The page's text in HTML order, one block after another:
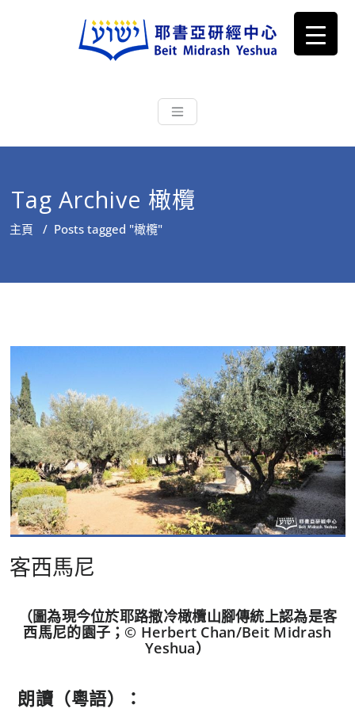
耶書亞研經中心
根源明白聖經，成為更好的門徒
Tag Archive 橄欖
主頁 / Posts tagged "橄欖"
客西馬尼
（圖為現今位於耶路撒冷橄欖山腳傳統上認為是客
西馬尼的園子；© Herbert Chan/Beit Midrash
Yeshua）
朗讀（粵語）：